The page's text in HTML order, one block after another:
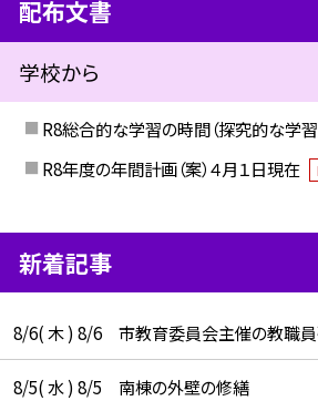
配布文書
学校から
R8総合的な学習の時間（探究的な学習
R8年度の年間計画（案）４月１日現在
新着記事
8/6( 木 ) 8/6 市教育委員会主催の教職
8/5( 水 ) 8/5 南棟の外壁の修繕